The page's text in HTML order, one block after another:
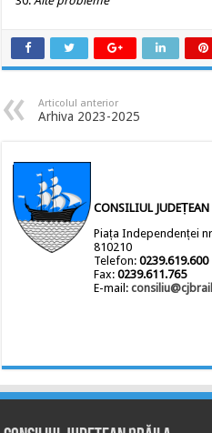
Articolul anterior
Arhiva 2023-2025
CONSILIUL
Piața Independenței
810210
Telefon:0239.619.600
Fax:0239.611.765
E-mail: